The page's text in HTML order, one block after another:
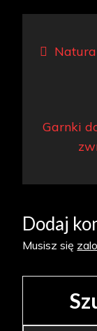
Garnki
Dodaj
Musisz się